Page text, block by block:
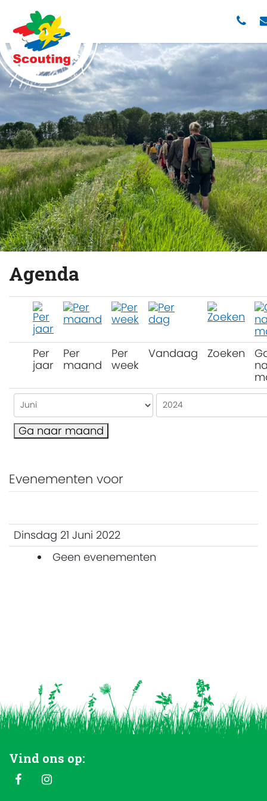
Agenda
Per
jaar
Per
maand
Per
week
Vandaag Zoeken
Ga naar maand
Evenementen voor
Dinsdag 21 Juni 2022
Geen evenementen
Vind ons op: